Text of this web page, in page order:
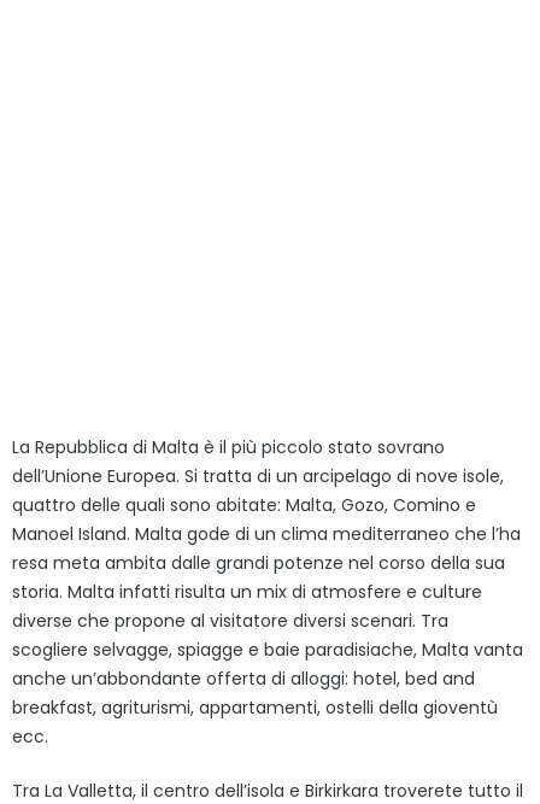
La Repubblica di Malta è il più piccolo stato sovrano
dell’Unione Europea. Si tratta di un arcipelago di nove isole,
quattro delle quali sono abitate: Malta, Gozo, Comino e
Manoel Island. Malta gode di un clima mediterraneo che l’ha
resa meta ambita dalle grandi potenze nel corso della sua
storia. Malta infatti risulta un mix di atmosfere e culture
diverse che propone al visitatore diversi scenari. Tra
scogliere selvagge, spiagge e baie paradisiache, Malta vanta
anche un’abbondante offerta di alloggi: hotel, bed and
breakfast, agriturismi, appartamenti, ostelli della gioventù
ecc.
Tra La Valletta, il centro dell’isola e Birkirkara troverete tutto il